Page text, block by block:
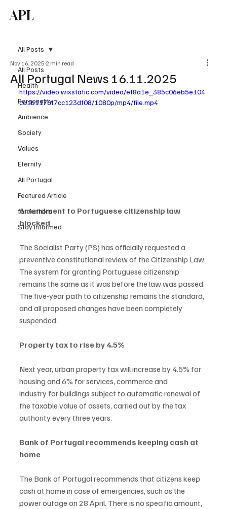
APL
All Posts
Health
Personality
Ambience
Society
Values
Eternity
All Portugal
Featured Article
for Authors
Stay informed
All Posts
All Portugal News 16.11.2025
Nov 16, 2025 2 min read
https://video.wixstatic.com/video/ef8a1e_385c06eb5e104
ca1b1176f7cc123df08/1080p/mp4/file.mp4
Amendment to Portuguese citizenship law
blocked
The Socialist Party (PS) has officially requested a
preventive constitutional review of the Citizenship Law.
The system for granting Portuguese citizenship
remains the same as it was before the law was passed.
The five-year path to citizenship remains the standard,
and all proposed changes have been completely
suspended.
Property tax to rise by 4.5%
Next year, urban property tax will increase by 4.5% for
housing and 6% for services, commerce and
industry for buildings subject to automatic renewal of
the taxable value of assets, carried out by the tax
authority every three years.
Bank of Portugal recommends keeping cash at
home
The Bank of Portugal recommends that citizens keep
cash at home in case of emergencies, such as the
power outage on 28 April. There is no specific amount,